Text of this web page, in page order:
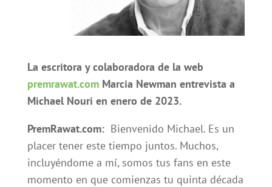
La escritora y colaboradora de la web
premrawat.comMarcia Newman entrevista a
Michael Nouri en enero de 2023.
PremRawat.com:Bienvenido Michael. Es un
placer tener este tiempo juntos. Muchos,
incluyéndome a mí, somos tus fans en este
momento en que comienzas tu quinta década